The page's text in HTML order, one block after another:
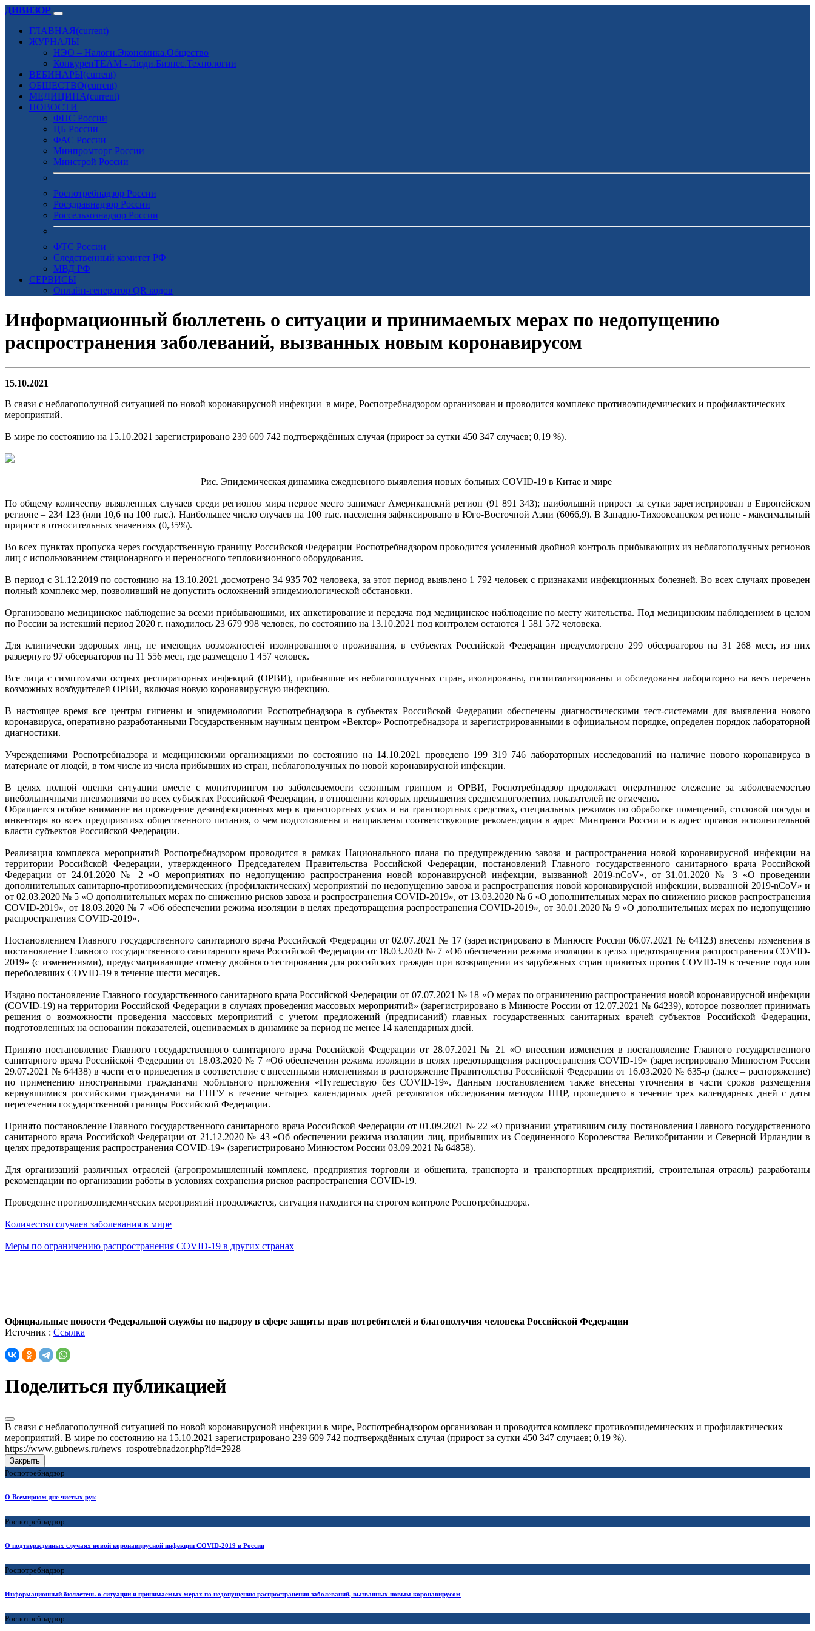
ДИВИЗОР
ГЛАВНАЯ(current)
ЖУРНАЛЫ
НЭО – Налоги.Экономика.Общество
КонкуренTEAM - Люди.Бизнес.Технологии
ВЕБИНАРЫ(current)
ОБЩЕСТВО(current)
МЕДИЦИНА(current)
НОВОСТИ
ФНС России
ЦБ России
ФАС России
Минпромторг России
Минстрой России
Роспотребнадзор России
Росздравнадзор России
Россельхознадзор России
ФТС России
Следственный комитет РФ
МВД РФ
СЕРВИСЫ
Онлайн-генератор QR кодов
Информационный бюллетень о ситуации и принимаемых мерах по недопущению
распространения заболеваний, вызванных новым коронавирусом
15.10.2021
В связи с неблагополучной ситуацией по новой коронавирусной инфекции в мире, Роспотребнадзором организован и проводится комплекс противоэпидемических и профилактических
мероприятий.
В мире по состоянию на 15.10.2021 зарегистрировано 239 609 742 подтверждённых случая (прирост за сутки 450 347 случаев; 0,19 %).
Рис. Эпидемическая динамика ежедневного выявления новых больных COVID-19 в Китае и мире
По общему количеству выявленных случаев среди регионов мира первое место занимает Американский регион (91 891 343); наибольший прирост за сутки зарегистрирован в Европейском
регионе – 234 123 (или 10,6 на 100 тыс.). Наибольшее число случаев на 100 тыс. населения зафиксировано в Юго-Восточной Азии (6066,9). В Западно-Тихоокеанском регионе - максимальный
прирост в относительных значениях (0,35%).
Во всех пунктах пропуска через государственную границу Российской Федерации Роспотребнадзором проводится усиленный двойной контроль прибывающих из неблагополучных регионов
лиц с использованием стационарного и переносного тепловизионного оборудования.
В период с 31.12.2019 по состоянию на 13.10.2021 досмотрено 34 935 702 человека, за этот период выявлено 1 792 человек с признаками инфекционных болезней. Во всех случаях проведен
полный комплекс мер, позволивший не допустить осложнений эпидемиологической обстановки.
Организовано медицинское наблюдение за всеми прибывающими, их анкетирование и передача под медицинское наблюдение по месту жительства. Под медицинским наблюдением в целом
по России за истекший период 2020 г. находилось 23 679 998 человек, по состоянию на 13.10.2021 под контролем остаются 1 581 572 человека.
Для клинически здоровых лиц, не имеющих возможностей изолированного проживания, в субъектах Российской Федерации предусмотрено 299 обсерваторов на 31 268 мест, из них
развернуто 97 обсерваторов на 11 556 мест, где размещено 1 457 человек.
Все лица с симптомами острых респираторных инфекций (ОРВИ), прибывшие из неблагополучных стран, изолированы, госпитализированы и обследованы лабораторно на весь перечень
возможных возбудителей ОРВИ, включая новую коронавирусную инфекцию.
В настоящее время все центры гигиены и эпидемиологии Роспотребнадзора в субъектах Российской Федерации обеспечены диагностическими тест-системами для выявления нового
коронавируса, оперативно разработанными Государственным научным центром «Вектор» Роспотребнадзора и зарегистрированными в официальном порядке, определен порядок лабораторной
диагностики.
Учреждениями Роспотребнадзора и медицинскими организациями по состоянию на 14.10.2021 проведено 199 319 746 лабораторных исследований на наличие нового коронавируса в
материале от людей, в том числе из числа прибывших из стран, неблагополучных по новой коронавирусной инфекции.
В целях полной оценки ситуации вместе с мониторингом по заболеваемости сезонным гриппом и ОРВИ, Роспотребнадзор продолжает оперативное слежение за заболеваемостью
внебольничными пневмониями во всех субъектах Российской Федерации, в отношении которых превышения среднемноголетних показателей не отмечено.
Обращается особое внимание на проведение дезинфекционных мер в транспортных узлах и на транспортных средствах, специальных режимов по обработке помещений, столовой посуды и
инвентаря во всех предприятиях общественного питания, о чем подготовлены и направлены соответствующие рекомендации в адрес Минтранса России и в адрес органов исполнительной
власти субъектов Российской Федерации.
Реализация комплекса мероприятий Роспотребнадзором проводится в рамках Национального плана по предупреждению завоза и распространения новой коронавирусной инфекции на
территории Российской Федерации, утвержденного Председателем Правительства Российской Федерации, постановлений Главного государственного санитарного врача Российской
Федерации от 24.01.2020 № 2 «О мероприятиях по недопущению распространения новой коронавирусной инфекции, вызванной 2019-nCoV», от 31.01.2020 № 3 «О проведении
дополнительных санитарно-противоэпидемических (профилактических) мероприятий по недопущению завоза и распространения новой коронавирусной инфекции, вызванной 2019-nCoV» и
от 02.03.2020 № 5 «О дополнительных мерах по снижению рисков завоза и распространения COVID-2019», от 13.03.2020 № 6 «О дополнительных мерах по снижению рисков распространения
COVID-2019», от 18.03.2020 № 7 «Об обеспечении режима изоляции в целях предотвращения распространения COVID-2019», от 30.01.2020 № 9 «О дополнительных мерах по недопущению
распространения COVID-2019».
Постановлением Главного государственного санитарного врача Российской Федерации от 02.07.2021 № 17 (зарегистрировано в Минюсте России 06.07.2021 № 64123) внесены изменения в
постановление Главного государственного санитарного врача Российской Федерации от 18.03.2020 № 7 «Об обеспечении режима изоляции в целях предотвращения распространения COVID-
2019» (с изменениями), предусматривающие отмену двойного тестирования для российских граждан при возвращении из зарубежных стран привитых против COVID-19 в течение года или
переболевших COVID-19 в течение шести месяцев.
Издано постановление Главного государственного санитарного врача Российской Федерации от 07.07.2021 № 18 «О мерах по ограничению распространения новой коронавирусной инфекции
(COVID-19) на территории Российской Федерации в случаях проведения массовых мероприятий» (зарегистрировано в Минюсте России от 12.07.2021 № 64239), которое позволяет принимать
решения о возможности проведения массовых мероприятий с учетом предложений (предписаний) главных государственных санитарных врачей субъектов Российской Федерации,
подготовленных на основании показателей, оцениваемых в динамике за период не менее 14 календарных дней.
Принято постановление Главного государственного санитарного врача Российской Федерации от 28.07.2021 № 21 «О внесении изменения в постановление Главного государственного
санитарного врача Российской Федерации от 18.03.2020 № 7 «Об обеспечении режима изоляции в целях предотвращения распространения COVID-19» (зарегистрировано Минюстом России
29.07.2021 № 64438) в части его приведения в соответствие с внесенными изменениями в распоряжение Правительства Российской Федерации от 16.03.2020 № 635-р (далее – распоряжение)
по применению иностранными гражданами мобильного приложения «Путешествую без COVID-19». Данным постановлением также внесены уточнения в части сроков размещения
вернувшимися российскими гражданами на ЕПГУ в течение четырех календарных дней результатов обследования методом ПЦР, прошедшего в течение трех календарных дней с даты
пересечения государственной границы Российской Федерации.
Принято постановление Главного государственного санитарного врача Российской Федерации от 01.09.2021 № 22 «О признании утратившим силу постановления Главного государственного
санитарного врача Российской Федерации от 21.12.2020 № 43 «Об обеспечении режима изоляции лиц, прибывших из Соединенного Королевства Великобритании и Северной Ирландии в
целях предотвращения распространения COVID-19» (зарегистрировано Минюстом России 03.09.2021 № 64858).
Для организаций различных отраслей (агропромышленный комплекс, предприятия торговли и общепита, транспорта и транспортных предприятий, строительная отрасль) разработаны
рекомендации по организации работы в условиях сохранения рисков распространения COVID-19.
Проведение противоэпидемических мероприятий продолжается, ситуация находится на строгом контроле Роспотребнадзора.
Количество случаев заболевания в мире
Меры по ограничению распространения COVID-19 в других странах
Официальные новости Федеральной службы по надзору в сфере защиты прав потребителей и благополучия человека Российской Федерации
Источник : Ссылка
Поделиться публикацией
В связи с неблагополучной ситуацией по новой коронавирусной инфекции в мире, Роспотребнадзором организован и проводится комплекс противоэпидемических и профилактических
мероприятий. В мире по состоянию на 15.10.2021 зарегистрировано 239 609 742 подтверждённых случая (прирост за сутки 450 347 случаев; 0,19 %).
https://www.gubnews.ru/news_rospotrebnadzor.php?id=2928
Закрыть
Роспотребнадзор
О Всемирном дне чистых рук
Роспотребнадзор
О подтвержденных случаях новой коронавирусной инфекции COVID-2019 в России
Роспотребнадзор
Информационный бюллетень о ситуации и принимаемых мерах по недопущению распространения заболеваний, вызванных новым коронавирусом
Роспотребнадзор